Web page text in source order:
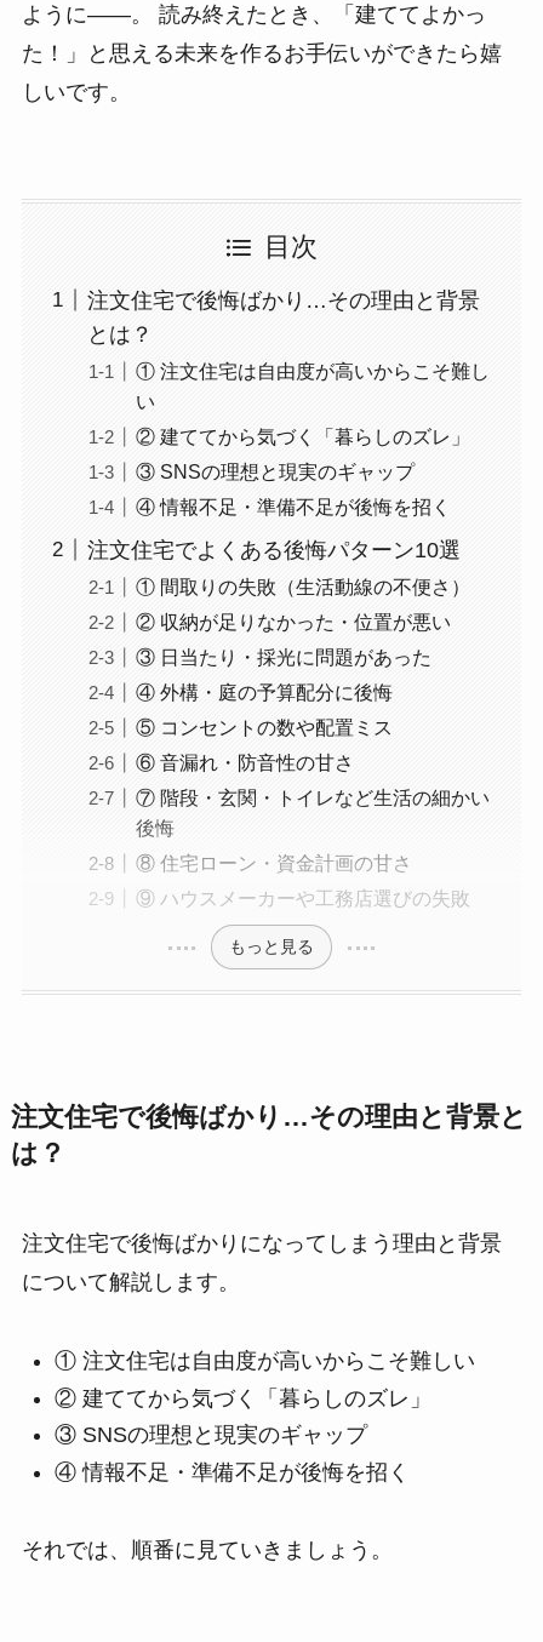
ように——。 読み終えたとき、「建ててよかっ
た！」と思える未来を作るお手伝いができたら嬉
しいです。
目次
注文住宅で後悔ばかり…その理由と背景
とは？
① 注文住宅は自由度が高いからこそ難し
い
② 建ててから気づく「暮らしのズレ」
③ SNSの理想と現実のギャップ
④ 情報不足・準備不足が後悔を招く
注文住宅でよくある後悔パターン10選
① 間取りの失敗（生活動線の不便さ）
② 収納が足りなかった・位置が悪い
③ 日当たり・採光に問題があった
④ 外構・庭の予算配分に後悔
⑤ コンセントの数や配置ミス
⑥ 音漏れ・防音性の甘さ
⑦ 階段・玄関・トイレなど生活の細かい
後悔
⑧ 住宅ローン・資金計画の甘さ
⑨ ハウスメーカーや工務店選びの失敗
もっと見る
注文住宅で後悔ばかり…その理由と背景と
は？
注文住宅で後悔ばかりになってしまう理由と背景
について解説します。
① 注文住宅は自由度が高いからこそ難しい
② 建ててから気づく「暮らしのズレ」
③ SNSの理想と現実のギャップ
④ 情報不足・準備不足が後悔を招く
それでは、順番に見ていきましょう。